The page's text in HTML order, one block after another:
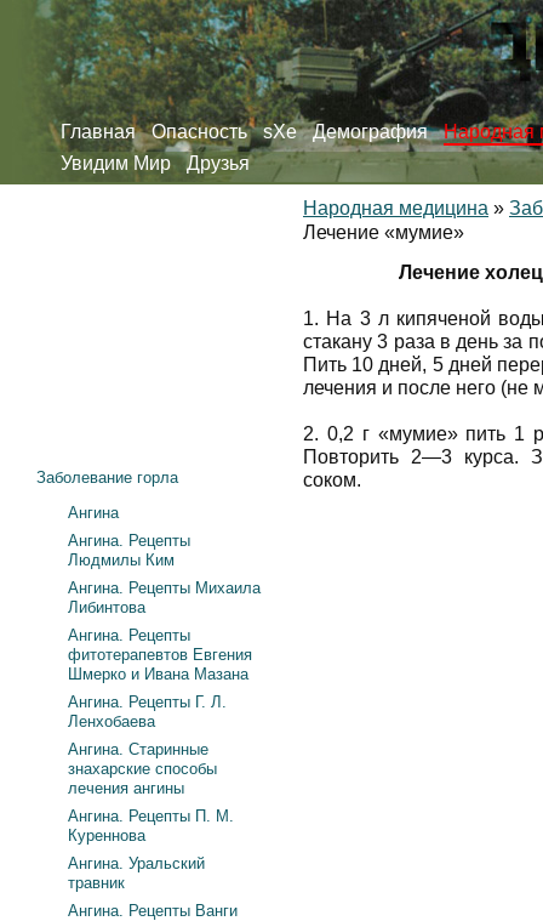
Главная Опасность sXe Демография
Народная
Увидим Мир
Друзья
Народная медицина »
Лечение «мумие»
Лечение
1. На 3 л кипяченой
стакану 3 раза в день за
Пить 10 дней, 5 дней
лечения и после него
2. 0,2 г «мумие» пить 1
Повторить 2—3 курса.
соком.
Заболевание горла
Ангина
Ангина. Рецепты
Людмилы Ким
Ангина. Рецепты Михаила
Либинтова
Ангина. Рецепты
фитотерапевтов Евгения
Шмерко и Ивана Мазана
Ангина. Рецепты Г. Л.
Ленхобаева
Ангина. Старинные
знахарские способы
лечения ангины
Ангина. Рецепты П. М.
Куреннова
Ангина. Уральский
травник
Ангина. Рецепты Ванги